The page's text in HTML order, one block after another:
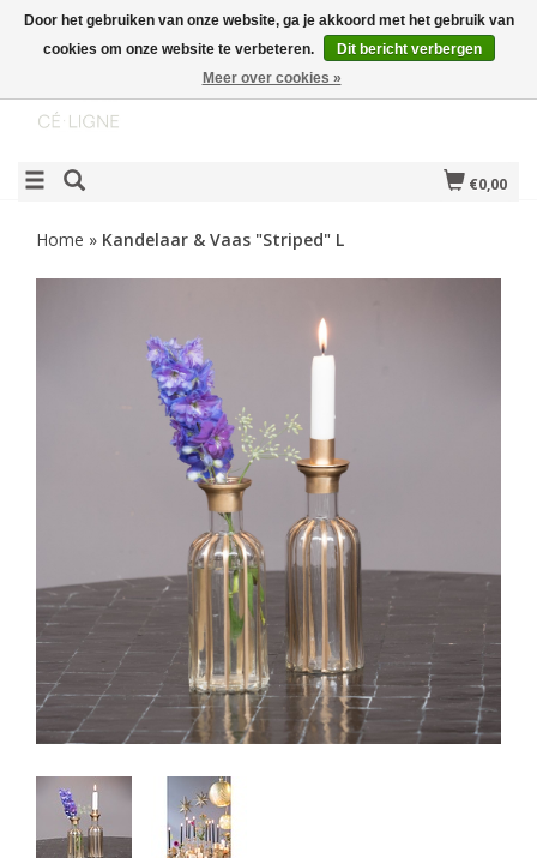
€0,00
Home » Kandelaar & Vaas "Striped" L
Door het gebruiken van onze website, ga je akkoord met het gebruik van
cookies om onze website te verbeteren.
Dit bericht verbergen
Meer over cookies »